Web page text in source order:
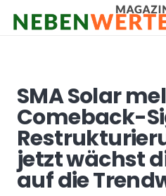
SMA Solar
Comeback-
jetzt wächst
auf die